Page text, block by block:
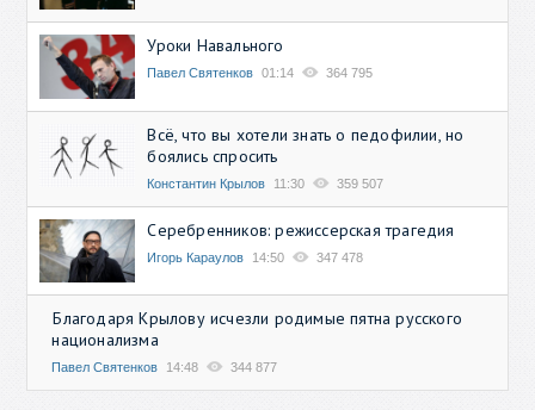
Уроки Навального
Павел Святенков 01:14 364 795
Всё, что вы хотели знать о педофилии, но
боялись спросить
Константин Крылов 11:30 359 507
Серебренников: режиссерская трагедия
Игорь Караулов 14:50 347 478
Благодаря Крылову исчезли родимые пятна русского
национализма
Павел Святенков 14:48 344 877